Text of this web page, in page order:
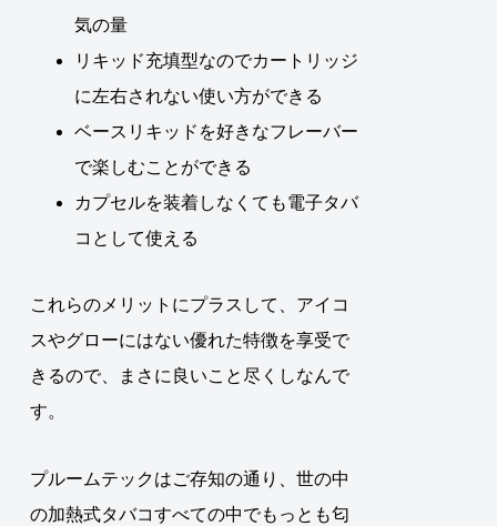
気の量
リキッド充填型なのでカートリッジ
に左右されない使い方ができる
ベースリキッドを好きなフレーバー
で楽しむことができる
カプセルを装着しなくても電子タバ
コとして使える
これらのメリットにプラスして、アイコ
スやグローにはない優れた特徴を享受で
きるので、まさに良いこと尽くしなんで
す。
プルームテックはご存知の通り、世の中
の加熱式タバコすべての中でもっとも匂